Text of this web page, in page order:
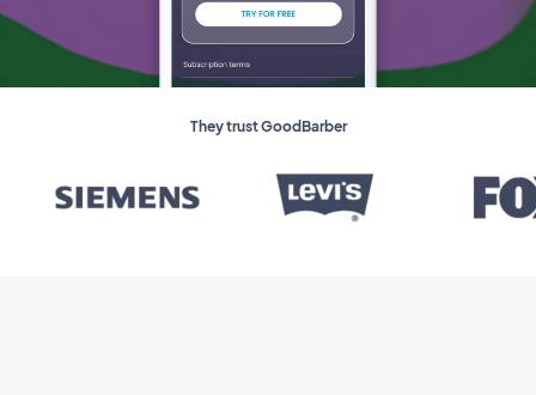
They trust GoodBarber